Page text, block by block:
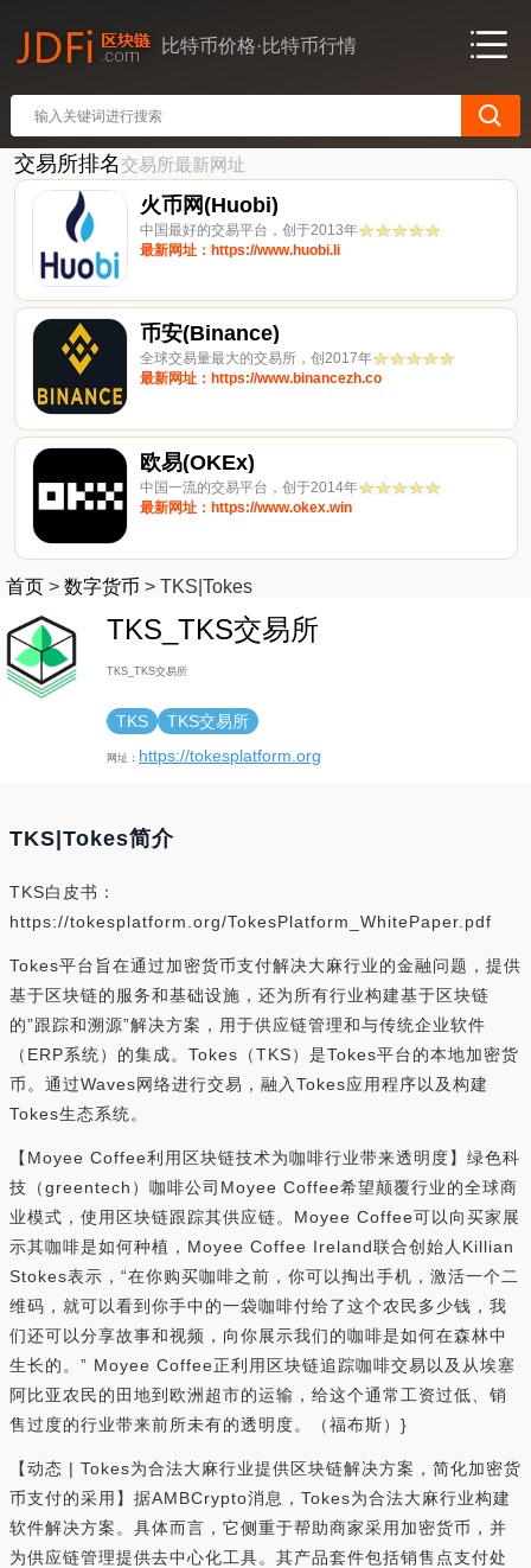
比特币价格·比特币行情
交易所排名交易所最新网址
火币网(Huobi)
中国最好的交易平台，创于2013年
最新网址：https://www.huobi.li
币安(Binance)
全球交易量最大的交易所，创2017年
最新网址：https://www.binancezh.co
欧易(OKEx)
中国一流的交易平台，创于2014年
最新网址：https://www.okex.win
首页 > 数字货币 > TKS|Tokes
TKS_TKS交易所
TKS_TKS交易所
TKS TKS交易所
网址： https://tokesplatform.org
TKS|Tokes简介
TKS白皮书：
https://tokesplatform.org/TokesPlatform_WhitePaper.pdf
Tokes平台旨在通过加密货币支付解决大麻行业的金融问题，提供
基于区块链的服务和基础设施，还为所有行业构建基于区块链
的”跟踪和溯源”解决方案，用于供应链管理和与传统企业软件
（ERP系统）的集成。Tokes（TKS）是Tokes平台的本地加密货
币。通过Waves网络进行交易，融入Tokes应用程序以及构建
Tokes生态系统。
【Moyee Coffee利用区块链技术为咖啡行业带来透明度】绿色科
技（greentech）咖啡公司Moyee Coffee希望颠覆行业的全球商
业模式，使用区块链跟踪其供应链。Moyee Coffee可以向买家展
示其咖啡是如何种植，Moyee Coffee Ireland联合创始人Killian
Stokes表示，“在你购买咖啡之前，你可以掏出手机，激活一个二
维码，就可以看到你手中的一袋咖啡付给了这个农民多少钱，我
们还可以分享故事和视频，向你展示我们的咖啡是如何在森林中
生长的。” Moyee Coffee正利用区块链追踪咖啡交易以及从埃塞
阿比亚农民的田地到欧洲超市的运输，给这个通常工资过低、销
售过度的行业带来前所未有的透明度。（福布斯）}
【动态 | Tokes为合法大麻行业提供区块链解决方案，简化加密货
币支付的采用】据AMBCrypto消息，Tokes为合法大麻行业构建
软件解决方案。具体而言，它侧重于帮助商家采用加密货币，并
为供应链管理提供去中心化工具。其产品套件包括销售点支付处